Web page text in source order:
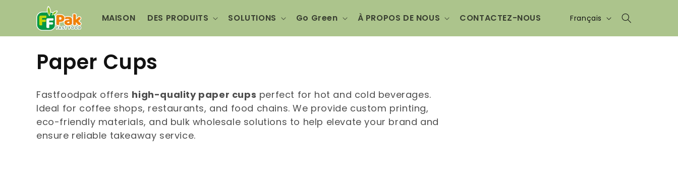
passer
contenu
MAISON DES PRODUITS SOLUTIONS Go Green À PROPOS DE NOUS CONTACTEZ-NOUS Langue
Français
C
o
l
l
Paper Cups
Fastfoodpak offers high-quality paper cups perfect for hot and cold beverages.
Ideal for coffee shops, restaurants, and food chains. We provide custom printing,
eco-friendly materials, and bulk wholesale solutions to help elevate your brand and
ensure reliable takeaway service.